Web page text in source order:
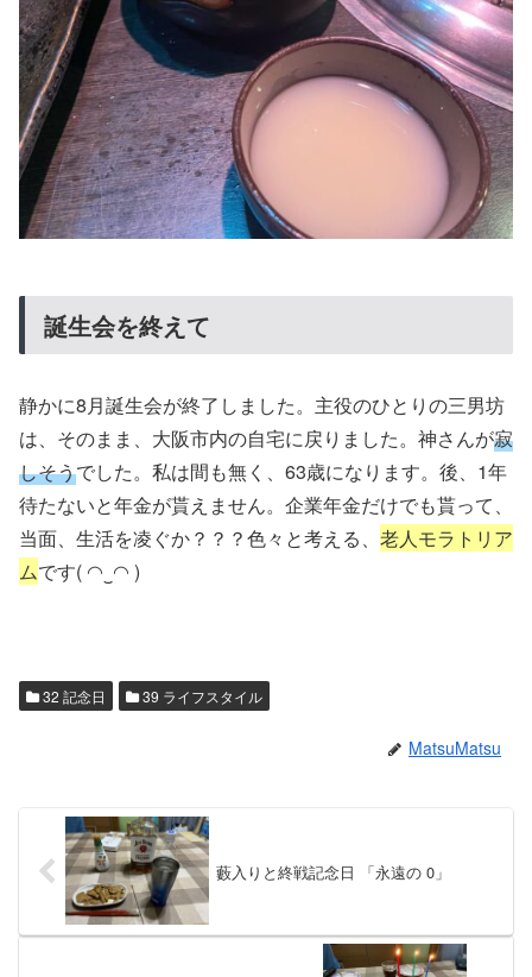
誕生会を終えて
静かに8月誕生会が終了しました。主役のひとりの三男坊
は、そのまま、大阪市内の自宅に戻りました。神さんが寂
しそうでした。私は間も無く、63歳になります。後、1年
待たないと年金が貰えません。企業年金だけでも貰って、
当面、生活を凌ぐか？？？色々と考える、 老人モラトリア
ムです( ◠‿◠ )
32 記念日 39 ライフスタイル
MatsuMatsu
藪入りと終戦記念日 「永遠の 0」